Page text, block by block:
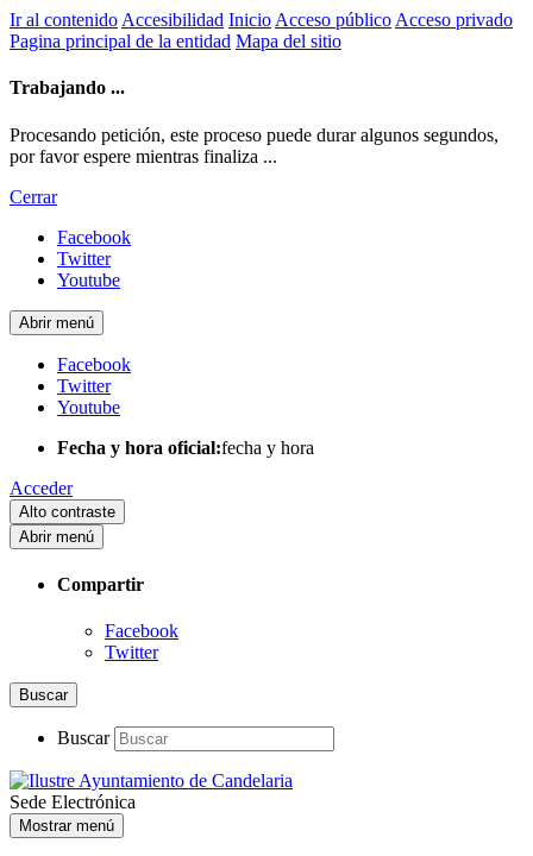
Ir al contenido Accesibilidad Inicio Acceso público Acceso privado
Pagina principal de la entidad Mapa del sitio
Trabajando ...
Procesando petición, este proceso puede durar algunos segundos,
por favor espere mientras finaliza ...
Cerrar
Facebook
Twitter
Youtube
Abrir menú
Facebook
Twitter
Youtube
Fecha y hora oficial:fecha y hora
Acceder
Alto contraste
Abrir menú
Compartir
Facebook
Twitter
Buscar
Buscar
Sede Electrónica
Mostrar menú